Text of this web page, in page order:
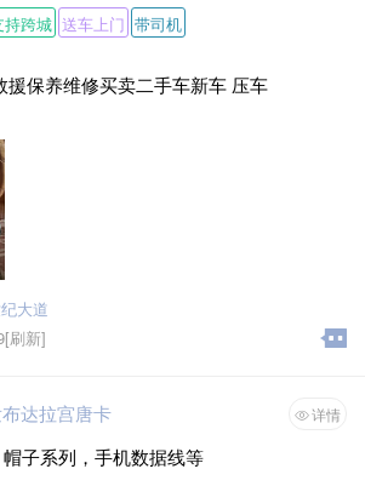
持跨城 送车上门 带司机
专业租赁各种车型 救援保养维修买卖二手车新车 压车
大道
[刷新]
达拉宫唐卡 详情
子系列，手机数据线等